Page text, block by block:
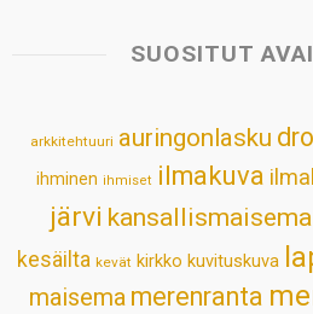
s
p
b
k
e
n
SUOSITUT
arkkitehtuuri auringonlasku
ihminen ihmiset ilmakuva
järvi kansallismaisema
kesäilta kevät kirkko kuvituskuva
maisema merenranta